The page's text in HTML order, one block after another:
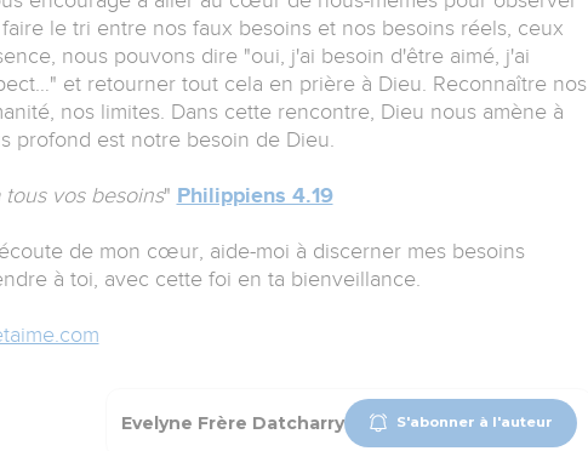
le tri entre nos faux besoins et nos besoins réels, ceux
nous pouvons dire "oui, j'ai besoin d'être aimé, j'ai
et retourner tout cela en prière à Dieu. Reconnaître nos
nos limites. Dans cette rencontre, Dieu nous amène à
profond est notre besoin de Dieu.
vos besoins" Philippiens 4.19
de mon cœur, aide-moi à discerner mes besoins
à toi, avec cette foi en ta bienveillance.
Evelyne Frère Datcharry S'abonner à l'auteur